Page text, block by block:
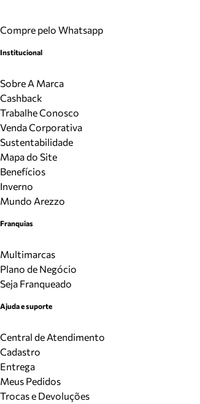
Compre pelo Whatsapp
Institucional
Sobre A Marca
Cashback
Trabalhe Conosco
Venda Corporativa
Sustentabilidade
Mapa do Site
Benefícios
Inverno
Mundo Arezzo
Franquias
Multimarcas
Plano de Negócio
Seja Franqueado
Ajuda e suporte
Central de Atendimento
Cadastro
Entrega
Meus Pedidos
Trocas e Devoluções